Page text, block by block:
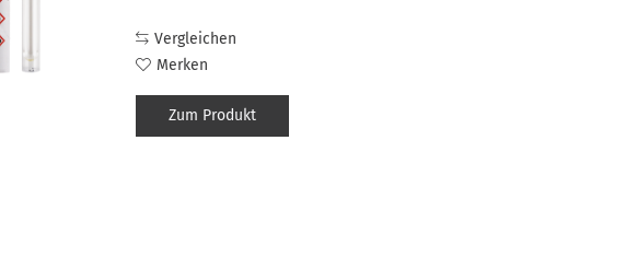
Vergleichen
Merken
Zum Produkt